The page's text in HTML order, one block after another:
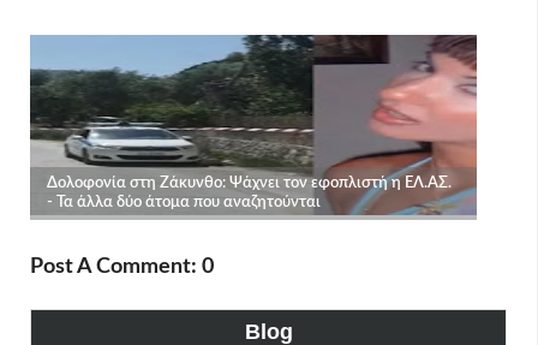
Post A Comment: 0
Blog